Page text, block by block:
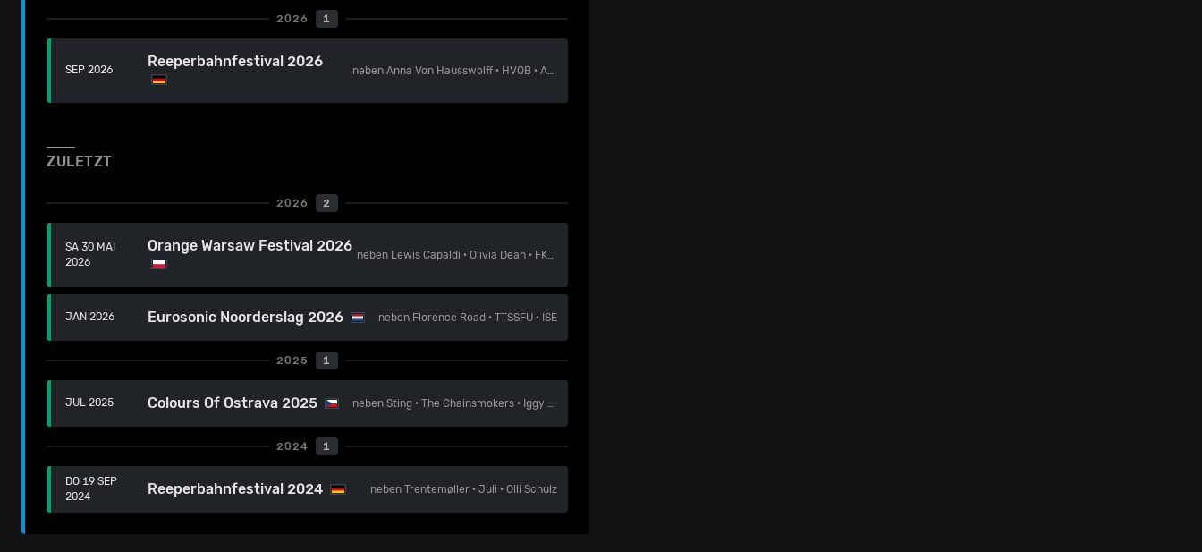
2026 1
SEP 2026
Reeperbahnfestival 2026
nebenAnna Von Hausswolff · HVOB ·Amistat
ZULETZT
2026 2
SA 30 MAI
2026
Orange Warsaw Festival 2026
neben Lewis Capaldi · Olivia Dean· FKA Twigs
JAN 2026 Eurosonic Noorderslag 2026 neben Florence Road ·TTSSFU · ISE
2025 1
JUL 2025 Colours Of Ostrava 2025 nebenSting ·The Chainsmokers · Iggy Pop
2024 1
DO 19 SEP
2024
Reeperbahnfestival 2024 nebenTrentemøller ·Juli ·Olli Schulz